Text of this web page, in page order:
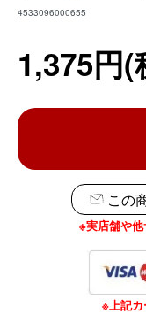
4533096000655
1,375円(
この
※実店舗や他
※上記カ